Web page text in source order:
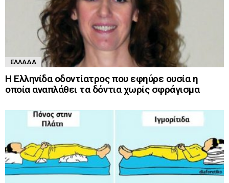
ΕΛΛΆΔΑ
Η Ελληνίδα οδοντίατρος που εφηύρε ουσία η
οποία αναπλάθει τα δόντια χωρίς σφράγισμα